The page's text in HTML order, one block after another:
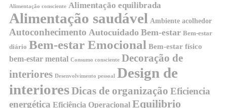
Alimentação consciente Alimentação equilibrada
Alimentação saudável Ambiente acolhedor
Autoconhecimento Autocuidado Bem-estar Bem-estar
diário Bem-estar Emocional Bem-estar físico
bem-estar mental Consumo consciente Decoração de
interiores Desenvolvimento pessoal
Design de
interioresDicas de organização Eficiencia
energética Eficiência Operacional Equilibrio